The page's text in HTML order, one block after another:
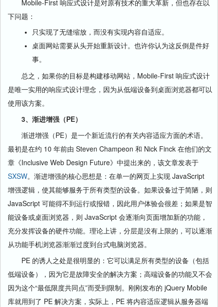
Mobile-First 响应式设计是对原有技术的重大革新，但也存在以
下问题：
只实现了无缝缩放，而没有实现内容自适应。
桌面网站需要从头开始重新设计。也许你认为这反倒是件好
事。
总之，如果你的目标是构建移动网站，Mobile-First 响应式设计
是唯一实用的响应式设计理念，因为从低端设备到桌面浏览器都可以
使用该方案。
3、渐进增强（PE）
渐进增强（PE）是一个新近流行的有关内容适应方面的术语。
最初是在约 10 年前由 Steven Champeon 和 Nick Finck 在他们的文
章《Inclusive Web Design Future》中提出来的，该文章发表于
SXSW。渐进增强的核心思想是：在单一的网页上实现 JavaScript
增强逻辑，使其能够服务于所有类型的设备。如果设备过于简陋，则
JavaScript 可能得不到运行或报错，因此用户体验会很差；如果是智
能设备或桌面浏览器，则 JavaScript 会逐渐向页面增加新的功能，
充分发挥设备的硬件功能。理论上讲，分层是没有上限的，可以逐渐
从功能手机浏览器渐渐过度到台式电脑浏览器。
PE 的诱人之处是很明显的：它可以满足所有类型的设备（包括
低端设备），因为它是故障安全的解决方案；高端设备的功能又不会
因为这个“最低限度共同点”而受到限制。刚刚发布的 jQuery Mobile
库就用到了 PE 解决方案，实际上，PE 将内容适应逻辑从服务器端